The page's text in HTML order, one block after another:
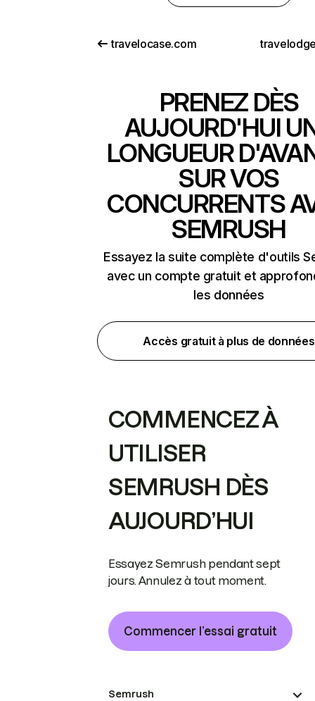
travelocase.com
PRENEZ DÈS
AUJOURD'HUI
LONGUEUR
SUR VOS
CONCURRENTS
SEMRUSH
Essayez la suite complète d'outils
avec un compte gratuit et
les données
Accès gratuit à plus de données
COMMENCEZ À
UTILISER
SEMRUSH DÈS
AUJOURD’HUI
Essayez Semrush pendant sept
jours. Annulez à tout moment.
Commencer l’essai gratuit
Semrush